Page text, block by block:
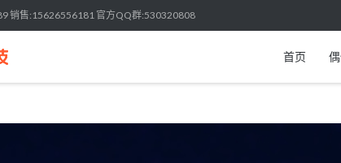
销售:15626556181 官方QQ群:530320808
首页